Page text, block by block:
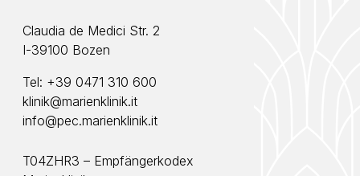
Claudia de Medici Str. 2
I-39100 Bozen
Tel: +39 0471 310 600
klinik@marienklinik.it
info@pec.marienklinik.it
T04ZHR3 – Empfängerkodex